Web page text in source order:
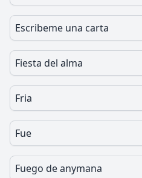
Escribeme una carta
Fiesta del alma
Fria
Fue
Fuego de anymana